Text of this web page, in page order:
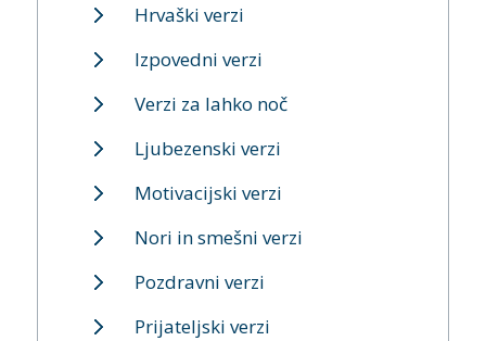
Hrvaški verzi
Izpovedni verzi
Verzi za lahko noč
Ljubezenski verzi
Motivacijski verzi
Nori in smešni verzi
Pozdravni verzi
Prijateljski verzi